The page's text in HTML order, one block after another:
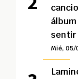
sentir
Mié, 05/